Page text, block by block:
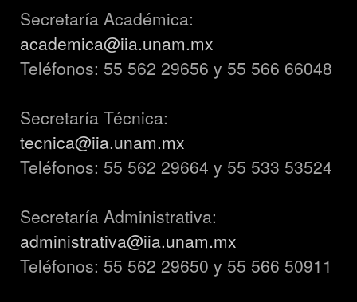
Secretaría Académica:
academica@iia.unam.mx
Teléfonos: 55 562 29656 y 55 566 66048
Secretaría Técnica:
tecnica@iia.unam.mx
Teléfonos: 55 562 29664 y 55 533 53524
Secretaría Administrativa:
administrativa@iia.unam.mx
Teléfonos: 55 562 29650 y 55 566 50911